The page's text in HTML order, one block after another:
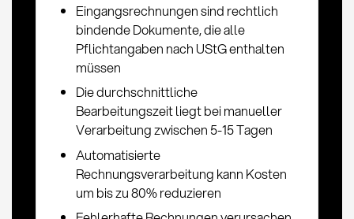
Eingangsrechnungen sind rechtlich
bindende Dokumente, die alle
Pflichtangaben nach UStG enthalten
müssen
Die durchschnittliche
Bearbeitungszeit liegt bei manueller
Verarbeitung zwischen 5-15 Tagen
Automatisierte
Rechnungsverarbeitung kann Kosten
um bis zu 80% reduzieren